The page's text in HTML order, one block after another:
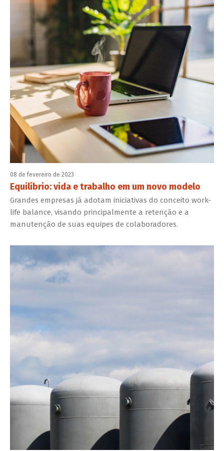
08 de fevereiro de 2023
Equilíbrio: vida e trabalho em um novo modelo
Grandes empresas já adotam iniciativas do conceito work-
life balance, visando principalmente a retenção e a
manutenção de suas equipes de colaboradores.